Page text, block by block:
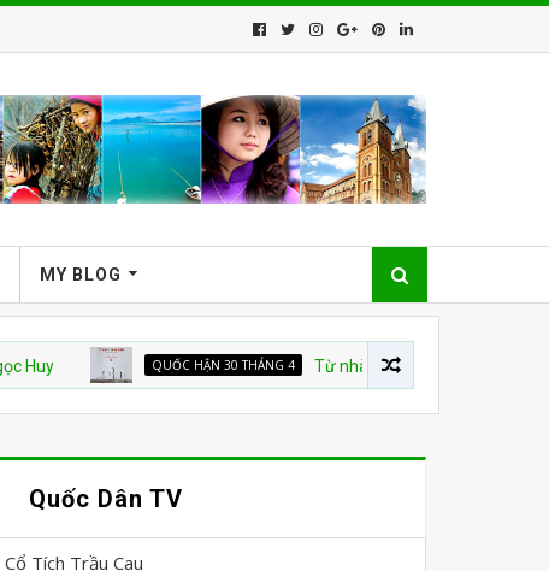
MY BLOG
QUỐC HẬN 30 THÁNG 4 Từ nhà tù đến “TỔ QUỐC TRĂM NĂM”
Quốc Dân TV
Cổ Tích Trầu Cau